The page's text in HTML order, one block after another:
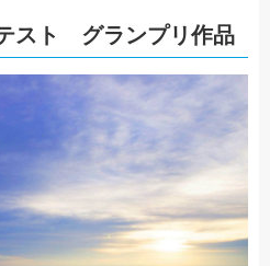
スト グランプリ作品